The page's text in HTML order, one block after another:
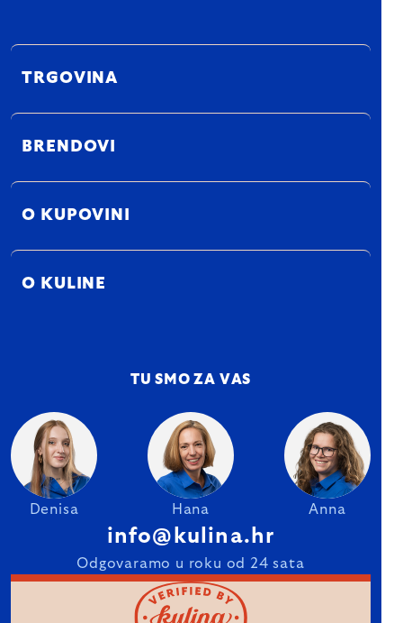
TRGOVINA
BRENDOVI
O KUPOVINI
O KULINE
TU SMO ZA VAS
Denisa Hana Anna
info@kulina.hr
Odgovaramo u roku od 24 sata